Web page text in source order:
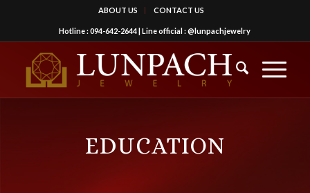
ABOUT US CONTACT US
Hotline :094-642-2644| Line official :@lunpachjewelry
EDUCATION